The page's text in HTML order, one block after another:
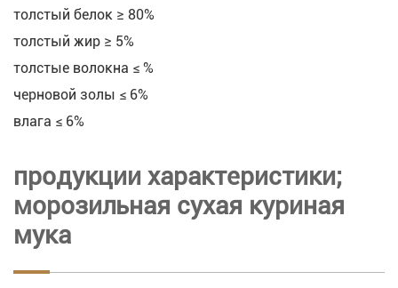
толстый белок ≥ 80%
толстый жир ≥ 5%
толстые волокна ≤ %
черновой золы ≤ 6%
влага ≤ 6%
продукции характеристики;
морозильная сухая куриная
мука